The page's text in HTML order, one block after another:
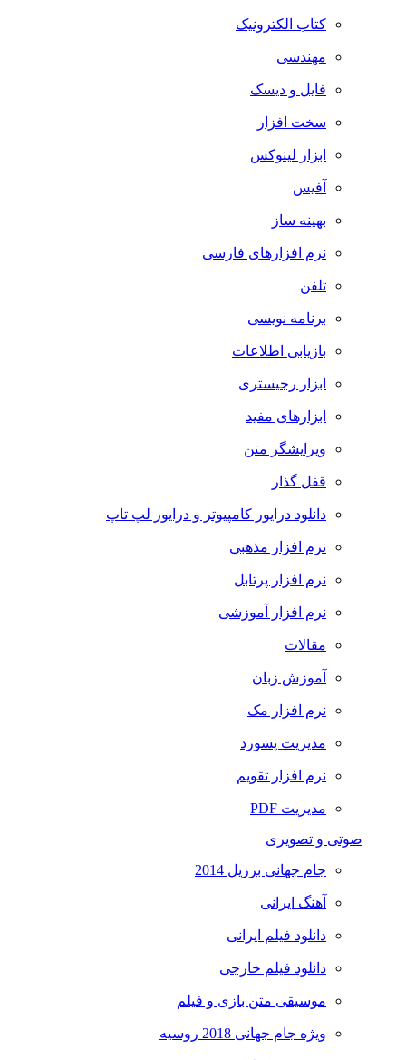
کتاب الکترونیک
مهندسی
فایل و دیسک
سخت افزار
ابزار لینوکس
آفیس
بهینه ساز
نرم افزارهای فارسی
تلفن
برنامه نویسی
بازیابی اطلاعات
ابزار رجیستری
ابزارهای مفید
ویرایشگر متن
قفل گذار
دانلود درایور کامپیوتر و درایور لپ تاپ
نرم افزار مذهبی
نرم افزار پرتابل
نرم افزار آموزشی
مقالات
آموزش زبان
نرم افزار مک
مدیریت پسورد
نرم افزار تقویم
مدیریت PDF
صوتی و تصویری
جام جهانی برزیل 2014
آهنگ ایرانی
دانلود فیلم ایرانی
دانلود فیلم خارجی
موسیقی متن بازی و فیلم
ویژه جام جهانی 2018 روسیه